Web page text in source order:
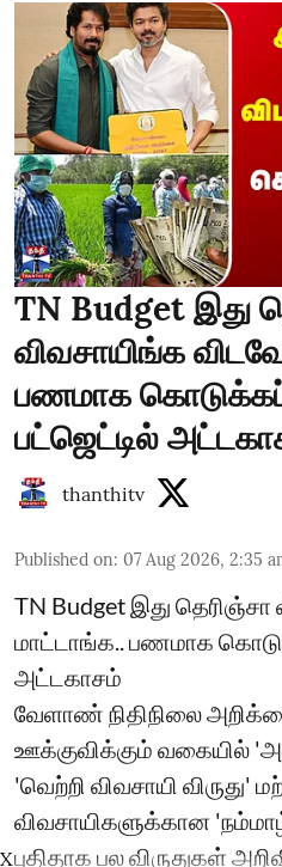
TN Budget இது
விவசாயிங்க
பணமாக
பட்ஜெட்டில்
thanthitv
Published on: 07 Aug 2026, 2:35
TN Budget இது தெரிஞ்சா
மாட்டாங்க.. பணமாக
அட்டகாசம்
வேளாண் நிதிநிலை
ஊக்குவிக்கும் வகையில்
'வெற்றி விவசாயி விருது'
விவசாயிகளுக்கான
புதிதாக பல விருதுகள்
X